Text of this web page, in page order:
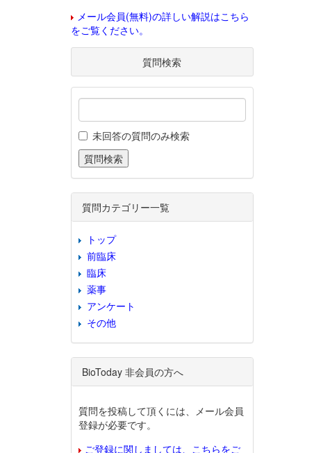
メール会員(無料)の詳しい解説はこちら
をご覧ください。
質問検索
未回答の質問のみ検索
質問カテゴリー一覧
トップ
前臨床
臨床
薬事
アンケート
その他
BioToday 非会員の方へ
質問を投稿して頂くには、メール会員
登録が必要です。
ご登録に関しましては、こちらをご